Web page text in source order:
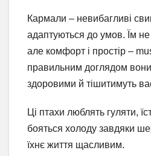
Кармали – невибагливі
адаптуються до умов. Їм не
але комфорт і простір –
правильним доглядом
здоровими й тішитимуть
Ці птахи люблять гуляти,
бояться холоду завдяки
їхнє життя щасливим.